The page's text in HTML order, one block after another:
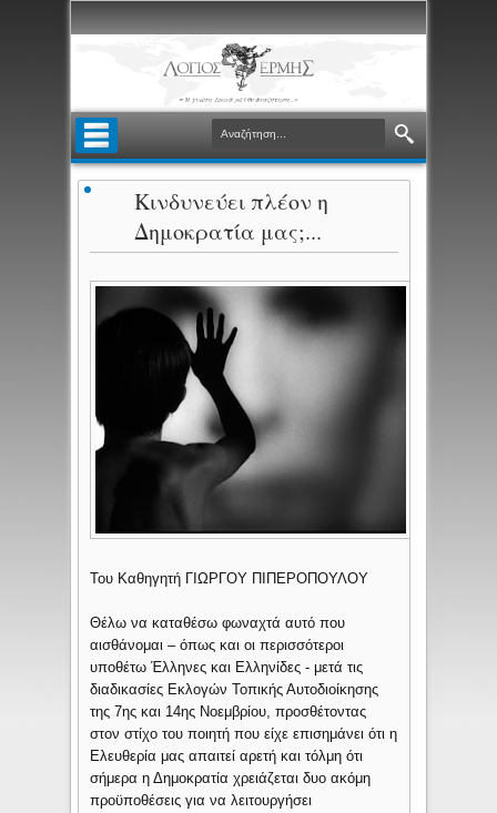
Κινδυνεύει πλέον η
Δημοκρατία μας;...
Του Καθηγητή ΓΙΩΡΓΟΥ ΠΙΠΕΡΟΠΟΥΛΟΥ
Θέλω να καταθέσω φωναχτά αυτό που
αισθάνομαι – όπως και οι περισσότεροι
υποθέτω Έλληνες και Ελληνίδες - μετά τις
διαδικασίες Εκλογών Τοπικής Αυτοδιοίκησης
της 7ης και 14ης Νοεμβρίου, προσθέτοντας
στον στίχο του ποιητή που είχε επισημάνει ότι η
Ελευθερία μας απαιτεί αρετή και τόλμη ότι
σήμερα η Δημοκρατία χρειάζεται δυο ακόμη
προϋποθέσεις για να λειτουργήσει